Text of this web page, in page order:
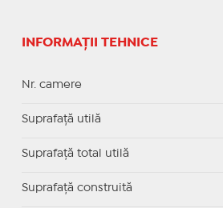
INFORMAȚII TEHNICE
Nr. camere
Suprafaţă utilă
Suprafaţă total utilă
Suprafaţă construită